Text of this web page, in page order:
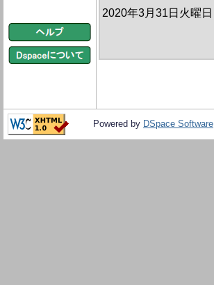
2020年3月31日火曜日
Powered by DSpace Software